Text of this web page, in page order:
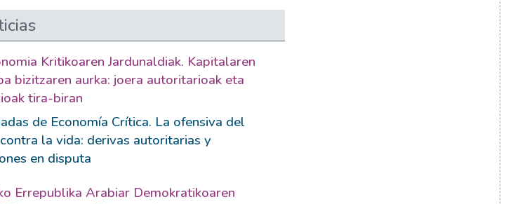
Kritikoaren Jardunaldiak. Kapitalaren
bizitzaren aurka: joera autoritarioak eta
tira-biran
de Economía Crítica. La ofensiva del
la vida: derivas autoritarias y
en disputa
Errepublika Arabiar Demokratikoaren